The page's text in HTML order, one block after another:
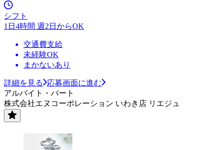
シフト
1日4時間 週2日からOK
交通費支給
未経験OK
まかないあり
詳細を見る
応募画面に進む
アルバイト・パート
株式会社エヌコーポレーション いわき店 リエジュ